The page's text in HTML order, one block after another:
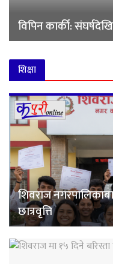
विपिन कार्की:
शिक्षा
शिवराज
छात्रवृत्ति